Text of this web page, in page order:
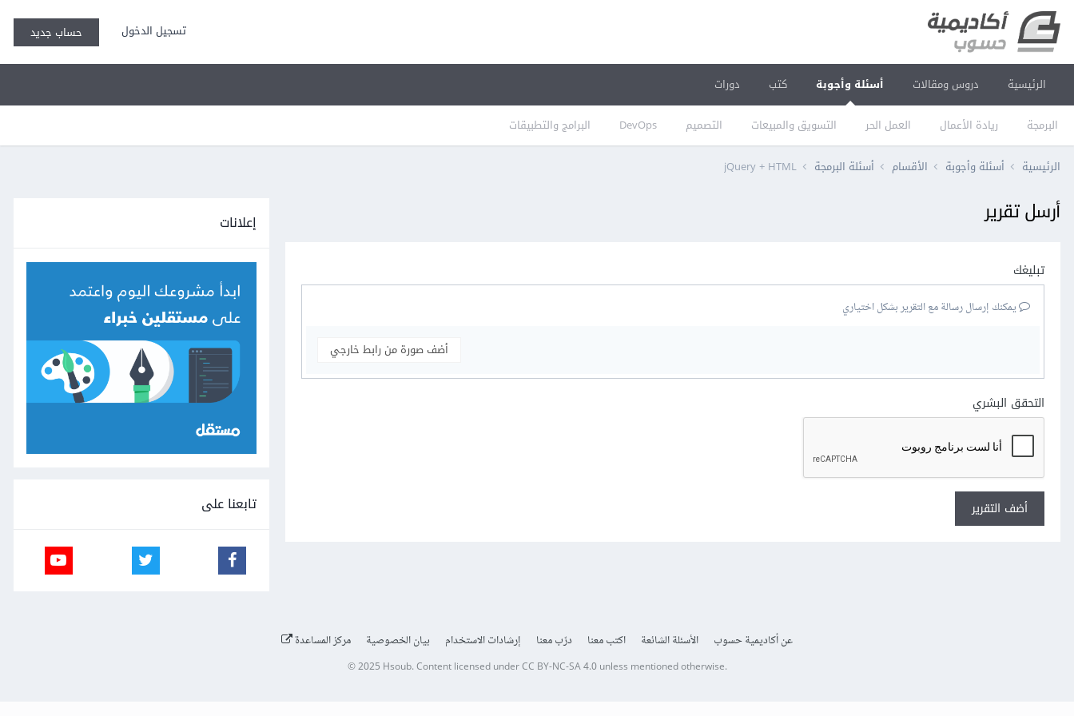
تسجيل الدخول حساب جديد
الرئيسية دروس ومقالات أسئلة وأجوبة
البرمجة ريادة الأعمال العمل الحر التسويق والمبيعات التصميم DevOps البرامج والتطبيقات
كتب دورات
الرئيسية أسئلة وأجوبة الأقسام أسئلة البرمجة jQuery + HTML
أرسل تقرير
تبليغك
يمكنك إرسال رسالة مع التقرير بشكل اختياري
أضف صورة من رابط خارجي
التحقق البشري
أضف التقرير
إعلانات
تابعنا على
عن أكاديمية حسوب الأسئلة الشائعة اكتب معنا درّب معنا إرشادات الاستخدام بيان الخصوصية مركز المساعدة
© 2025 Hsoub.Content licensed underCC BY-NC-SA 4.0unless mentioned otherwise.